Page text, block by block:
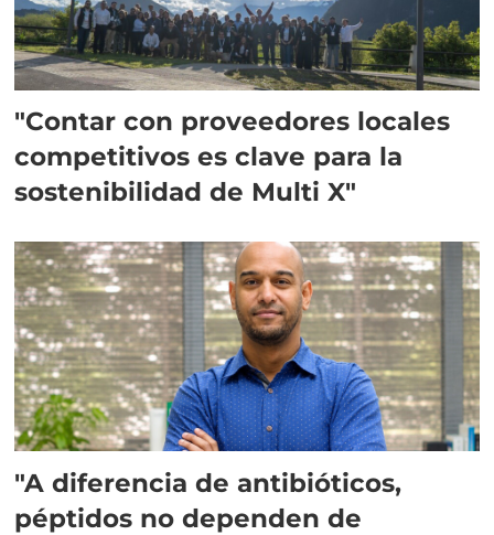
"Contar con proveedores locales
competitivos es clave para la
sostenibilidad de Multi X"
"A diferencia de antibióticos,
péptidos no dependen de